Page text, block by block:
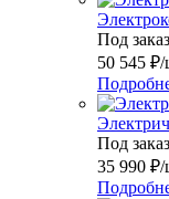
Под заказ
50 545 ₽/
Под заказ
35 990 ₽/